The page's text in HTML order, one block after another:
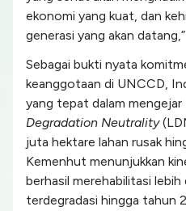
ekonomi yang kuat, dan
generasi yang akan
Sebagai bukti nyata
keanggotaan di UNCCD,
yang tepat dalam
Degradation Neutrality
juta hektare lahan rusak
Kemenhut menunjukkan
berhasil merehabilitasi
terdegradasi hingga tahun